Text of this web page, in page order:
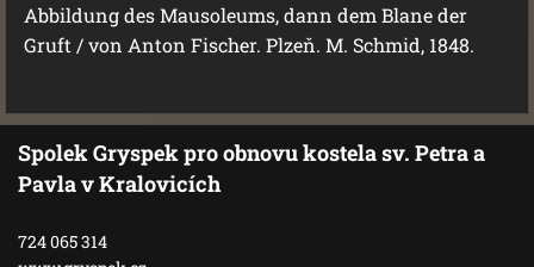
Abbildung des Mausoleums, dann dem Blane der
Gruft / von Anton Fischer. Plzeň. M. Schmid, 1848.
Spolek Gryspek pro obnovu kostela sv. Petra a
Pavla v Kralovicích
724 065 314